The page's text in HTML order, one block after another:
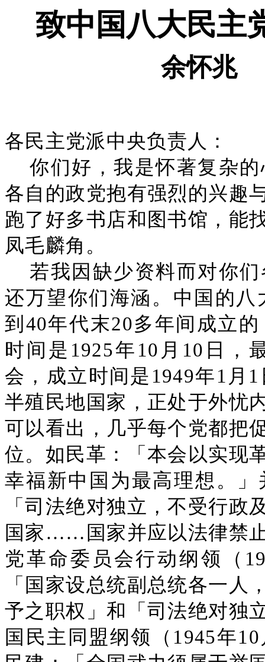
致中国八大民主
余怀兆
各民主党派中央负责人：
你们好，我是怀著复杂
各自的政党抱有强烈的兴趣
跑了好多书店和图书馆，能
凤毛麟角。
若我因缺少资料而对你
还万望你们海涵。中国的
到40年代末20多年间成立
时间是1925年10月10日，
会，成立时间是1949年1月
半殖民地国家，正处于外忧
可以看出，几乎每个党都把
位。如民革：「本会以实现
幸福新中国为最高理想。
「司法绝对独立，不受行政
国家……国家并应以法律禁
党革命委员会行动纲领（
「国家设总统副总统各一人
予之职权」和「司法绝对独
国民主同盟纲领（1945年